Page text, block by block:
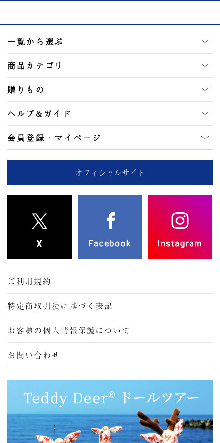
一覧から選ぶ
商品カテゴリ
贈りもの
ヘルプ&ガイド
会員登録・マイページ
オフィシャルサイト
ご利用規約
特定商取引法に基づく表記
お客様の個人情報保護について
お問い合わせ